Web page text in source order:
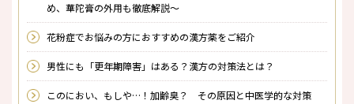
め、華陀膏の外用も徹底解説～
花粉症でお悩みの方におすすめの漢方薬をご紹介
男性にも「更年期障害」はある？漢方の対策法とは？
このにおい、もしや…！加齢臭？ その原因と中医学的な対策